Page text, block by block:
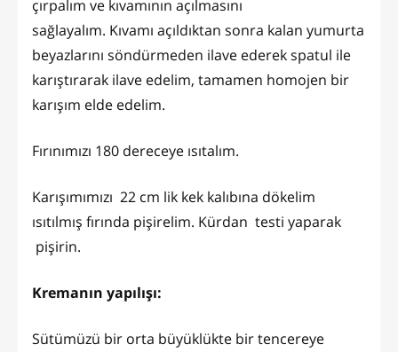
çırpalım ve kıvamının açılmasını
sağlayalım. Kıvamı açıldıktan sonra kalan yumurta
beyazlarını söndürmeden ilave ederek spatul ile
karıştırarak ilave edelim, tamamen homojen bir
karışım elde edelim.
Fırınımızı 180 dereceye ısıtalım.
Karışımımızı 22 cm lik kek kalıbına dökelim
ısıtılmış fırında pişirelim. Kürdan testi yaparak
pişirin.
Kremanın yapılışı:
Sütümüzü bir orta büyüklükte bir tencereye